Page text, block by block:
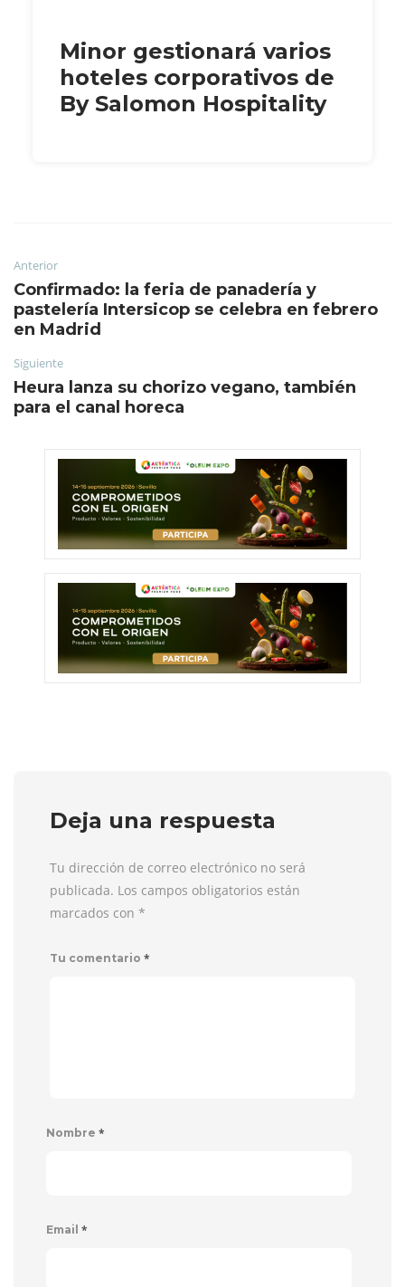
Minor gestionará varios
hoteles corporativos de
By Salomon Hospitality
Anterior
Confirmado: la feria de panadería y
pastelería Intersicop se celebra en febrero
en Madrid
Siguiente
Heura lanza su chorizo vegano, también
para el canal horeca
Deja una respuesta
Tu dirección de correo electrónico no será
publicada. Los campos obligatorios están
marcados con *
Tu comentario *
Nombre *
Email *